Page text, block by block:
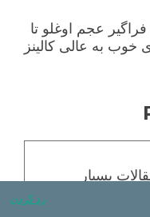
رد کردن
فراگیر عجم اوغلو تا
خوب به عالی کالینز
بسیار
اضافه گردید